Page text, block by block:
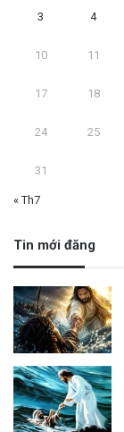
3 4
10 11
17 18
24 25
31
« Th7
Tin mới đăng